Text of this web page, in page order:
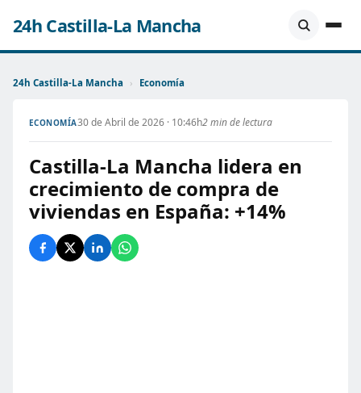
24h Castilla-La Mancha
24h Castilla-La Mancha › Economía
ECONOMÍA30 de Abril de 2026 · 10:46h2 min de lectura
Castilla-La Mancha lidera en
crecimiento de compra de
viviendas en España: +14%